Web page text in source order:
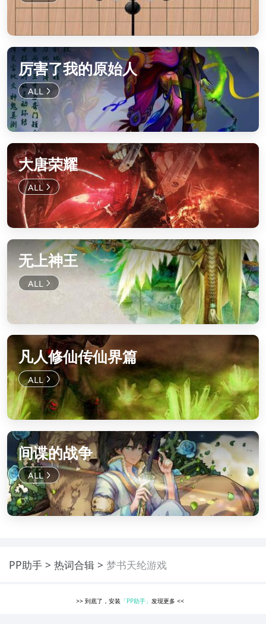
厉害了我的原始人
大唐荣耀
无上神王
凡人修仙传仙界篇
间谍的战争
PP助手 热词合辑 梦书天纶游戏
>> 到底了，安装 「PP助手」发现更多<<